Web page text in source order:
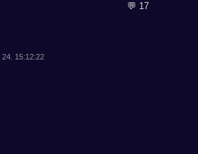
💬 17
15:12:22